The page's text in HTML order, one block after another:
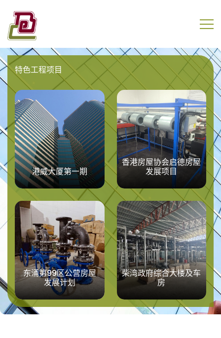
content
盈电工程有限公司
特色工程项目
港威大厦第一期
香港房屋协会启德房屋
发展项目
东涌第99区公营房屋
发展计划
柴湾政府综合大楼及车
房